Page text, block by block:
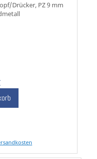
Drücker, PZ 9 mm